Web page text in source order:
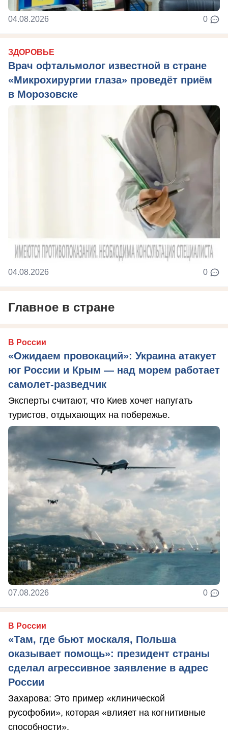
04.08.2026 0
ЗДОРОВЬЕ
Врач офтальмолог известной в стране
«Микрохирургии глаза» проведёт приём
в Морозовске
04.08.2026 0
Главное в стране
В России
«Ожидаем провокаций»: Украина атакует
юг России и Крым — над морем работает
самолет-разведчик
Эксперты считают, что Киев хочет напугать
туристов, отдыхающих на побережье.
07.08.2026 0
В России
«Там, где бьют москаля, Польша
оказывает помощь»: президент страны
сделал агрессивное заявление в адрес
России
Захарова: Это пример «клинической
русофобии», которая «влияет на когнитивные
способности».